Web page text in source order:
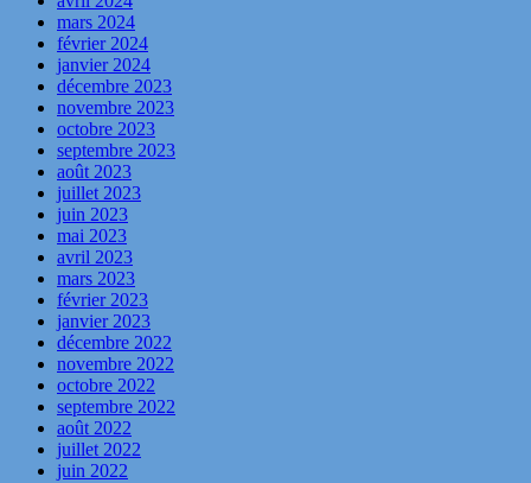
mars 2024
février 2024
janvier 2024
décembre 2023
novembre 2023
octobre 2023
septembre 2023
août 2023
juillet 2023
juin 2023
mai 2023
avril 2023
mars 2023
février 2023
janvier 2023
décembre 2022
novembre 2022
octobre 2022
septembre 2022
août 2022
juillet 2022
juin 2022